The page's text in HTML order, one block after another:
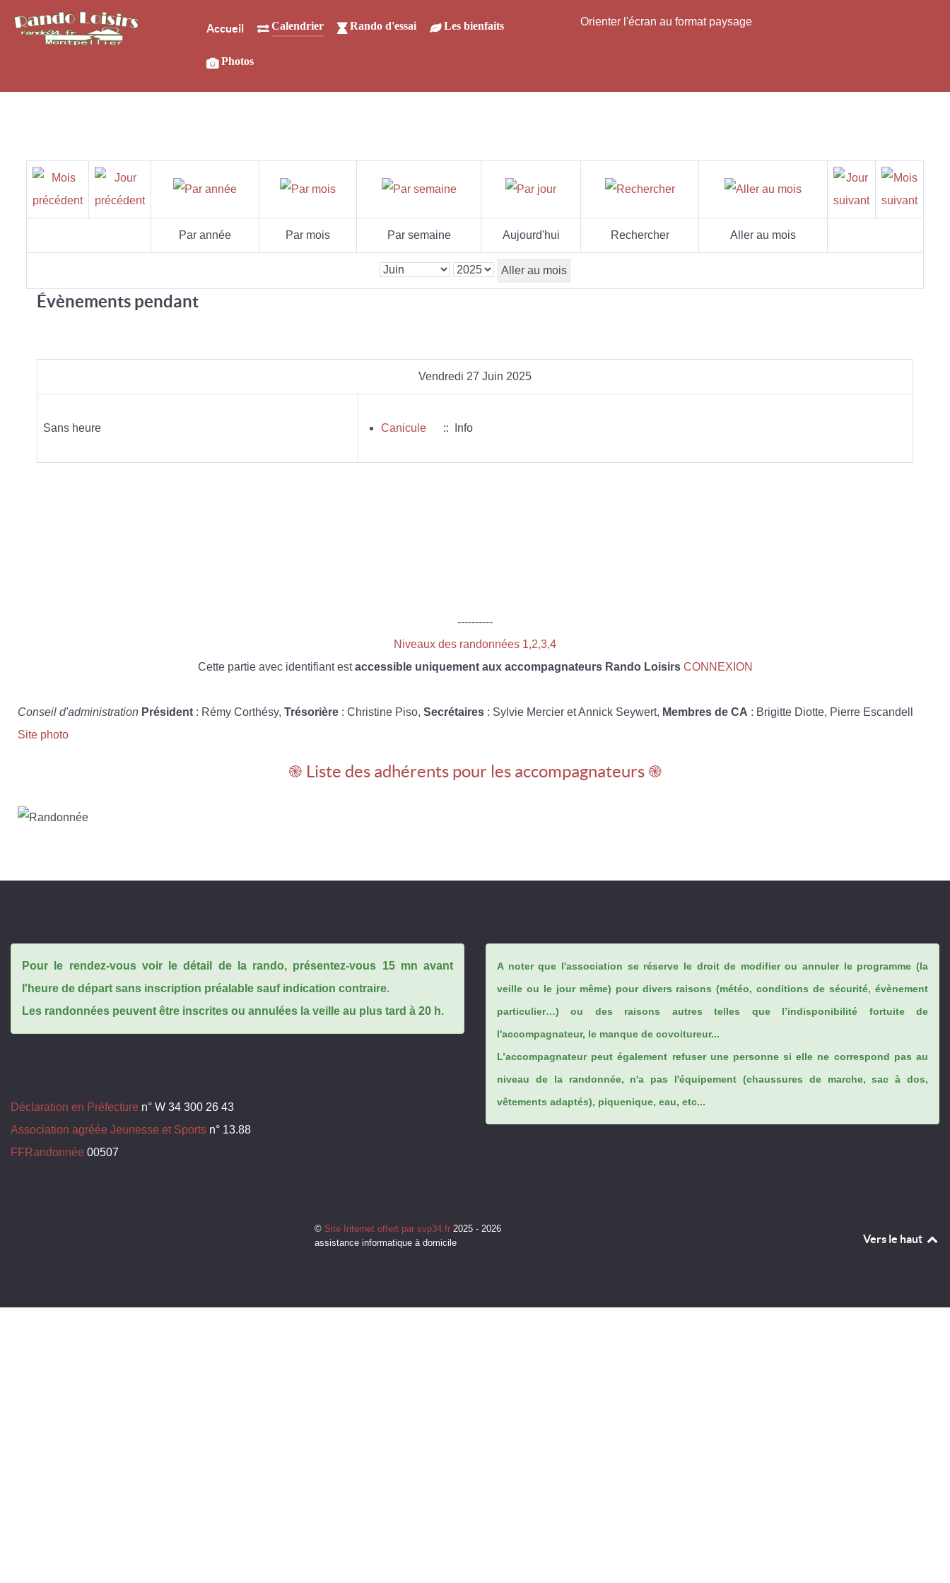
Accueil Calendrier Rando d'essai Les bienfaits
Photos
Orienter l'écran au format paysage
Par année Par mois Par semaine Aujourd'hui Rechercher Aller au mois
Aller au mois
Évènements pendant
Vendredi 27 Juin 2025
Sans heure Canicule :: Info
----------
Niveaux des randonnées 1,2,3,4
Cette partie avec identifiant estaccessible uniquement aux accompagnateurs Rando Loisirs CONNEXION
Conseil d'administration Président : Rémy Corthésy, Trésorière : Christine Piso, Secrétaires : Sylvie Mercier et Annick Seywert, Membres de CA : Brigitte Diotte, Pierre Escandell
Site photo
֎ Liste des adhérents pour les accompagnateurs ֎
Pour le rendez-vous voir le détail de la rando, présentez-vous 15 mn avant
l'heure de départ sans inscription préalable sauf indication contraire.
Les randonnées peuvent être inscrites ou annulées la veille au plus tard à 20 h.
Déclaration en Préfecture n° W 34 300 26 43
Association agréée Jeunesse et Sports n° 13.88
FFRandonnée 00507
A noter que l'association se réserve le droit de modifier ou annuler le programme (la
veille ou le jour même) pour divers raisons (météo, conditions de sécurité, évènement
particulier…) ou des raisons autres telles que l’indisponibilité fortuite de
l'accompagnateur, le manque de covoitureur...
L’accompagnateur peut également refuser une personne si elle ne correspond pas au
niveau de la randonnée, n'a pas l'équipement (chaussures de marche, sac à dos,
vêtements adaptés), piquenique, eau, etc...
© Site Internet offert par svp34.fr 2025 - 2026
assistance informatique à domicile
Vers le haut